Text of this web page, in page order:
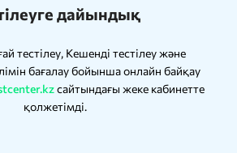
дайындық
тестілеу, Кешенді тестілеу және
бағалау бойынша онлайн байқау
сайтындағы жеке кабинетте
қолжетімді.